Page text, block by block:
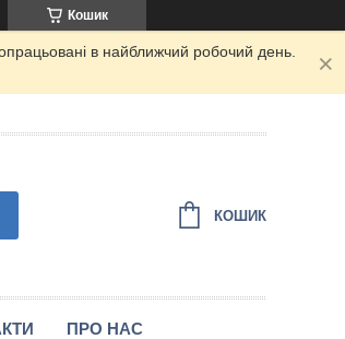
Кошик
в найближчий робочий день.
КОШИК
ПРО НАС